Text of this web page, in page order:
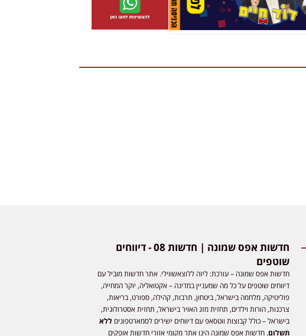
חדשות אפס שמונה | חדשות 08 - דיווחים
שוטפים
חדשות אפס שמונה – עורכת: ליזה ללוצאשווילי. אתר חדשות מוביל עם
דיווחים שוטפים על כל מה שמעניין במדינה – אקטואליה, יוקר המחייה,
פוליטיקה, מלחמה בישראל, ביטחון, תרבות, קהילה, ספורט, בריאות,
צרכנות, הורות וילדים, תחזית מזג האויר בישראל, תחזית אסטרולוגית,
בישראל – כולל קבוצות ווטסאפ עם דיווחים ישירים לסמארטפוניםללא
תשלום. חדשות אפס שמונה הינו אתר מקומי אזורי חדשות אופקים